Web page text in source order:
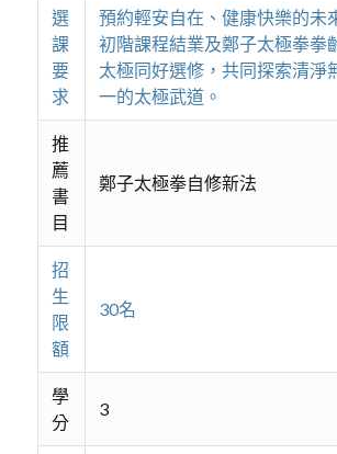
選
課
要
求
預約輕安自在、健康快樂的未
初階課程結業及鄭子太極拳拳
太極同好選修，共同探索清淨
一的太極武道。
推
薦
書
目
鄭子太極拳自修新法
招
生
限
額
30名
學
分
3